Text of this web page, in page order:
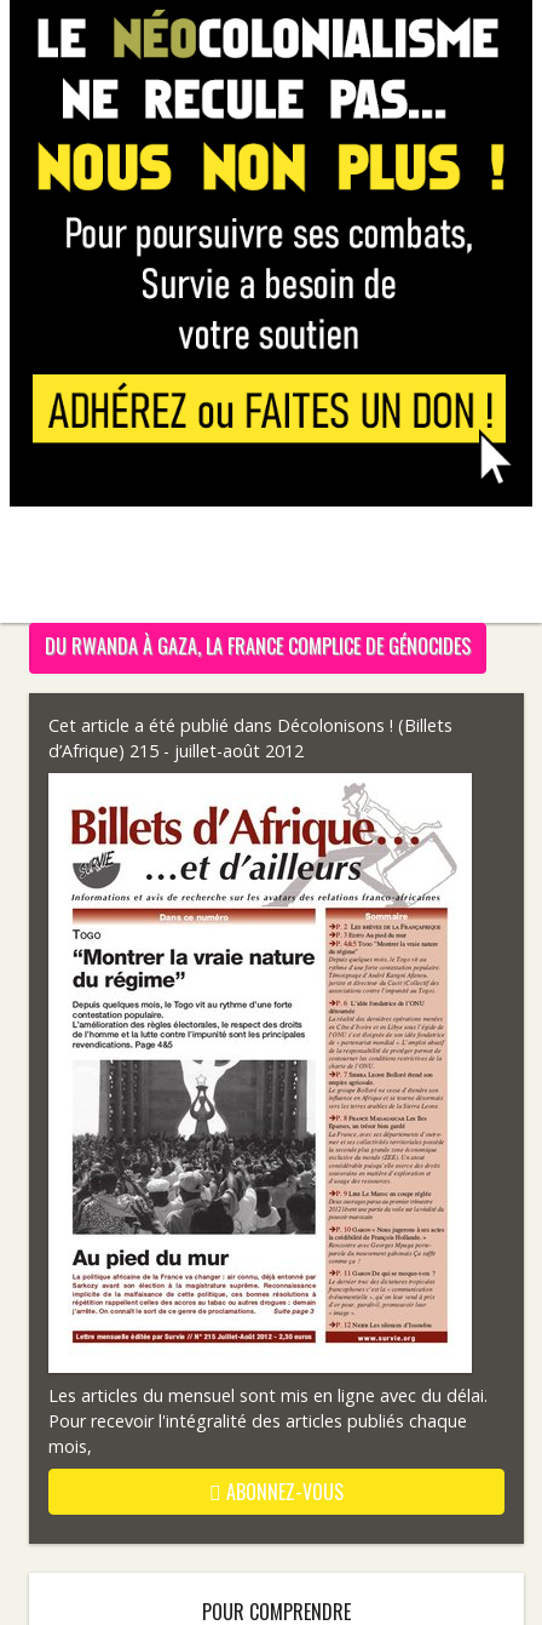
DU RWANDA À GAZA, LA FRANCE COMPLICE DE GÉNOCIDES
Cet article a été publié dans Décolonisons ! (Billets
d’Afrique) 215 - juillet-août 2012
Les articles du mensuel sont mis en ligne avec du délai.
Pour recevoir l'intégralité des articles publiés chaque
mois,
ABONNEZ-VOUS
POUR COMPRENDRE